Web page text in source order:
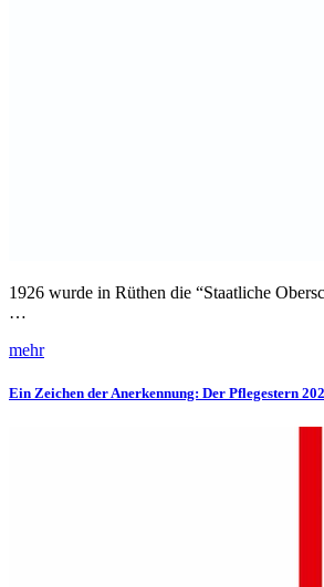
1926 wurde in Rüthen die “Staatliche
…
mehr
Ein Zeichen der Anerkennung: Der Pflegestern